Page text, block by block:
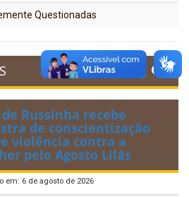
Questionadas
de Russinha recebe
de conscientização
violência contra a
pelo Agosto Lilás
em: 6 de agosto de 2026